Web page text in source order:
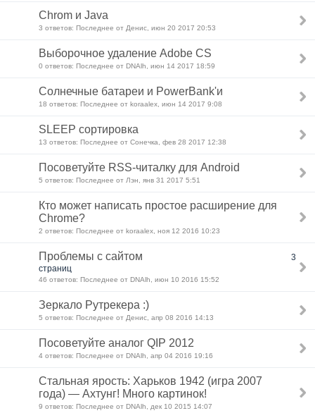
Chrom и Java
3 ответов: Последнее от Денис, июн 20 2017 20:53
Выборочное удаление Adobe CS
0 ответов: Последнее от DNAlh, июн 14 2017 18:59
Солнечные батареи и PowerBank'и
18 ответов: Последнее от koraalex, июн 14 2017 9:08
SLEEP сортировка
13 ответов: Последнее от Сонечка, фев 28 2017 12:38
Посоветуйте RSS-читалку для Android
5 ответов: Последнее от Лэн, янв 31 2017 5:51
Кто может написать простое расширение для
Chrome?
2 ответов: Последнее от koraalex, ноя 12 2016 10:23
Проблемы с сайтом
3
страниц
46 ответов: Последнее от DNAlh, июн 10 2016 15:52
Зеркало Рутрекера :)
5 ответов: Последнее от Денис, апр 08 2016 14:13
Посоветуйте аналог QIP 2012
4 ответов: Последнее от DNAlh, апр 04 2016 19:16
Стальная ярость: Харьков 1942 (игра 2007
года) — Ахтунг! Много картинок!
9 ответов: Последнее от DNAlh, дек 10 2015 14:07